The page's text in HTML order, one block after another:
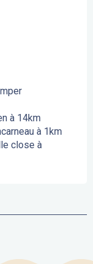
à 14km
à 1km
close à